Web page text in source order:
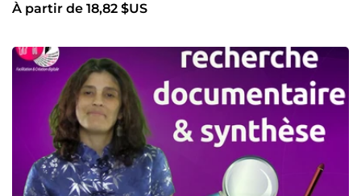
À partir de 18,82 $US